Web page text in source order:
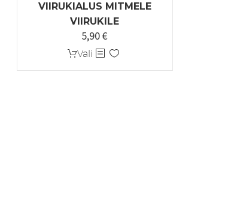
VIIRUKIALUS MITMELE
VIIRUKILE
5,90€
Vali Sellel
tootel